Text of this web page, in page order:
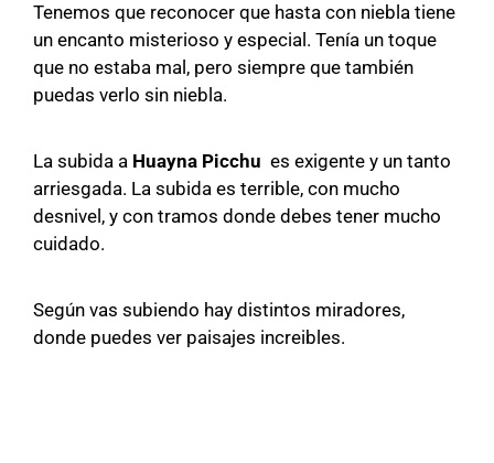
Tenemos que reconocer que hasta con niebla tiene
un encanto misterioso y especial. Tenía un toque
que no estaba mal, pero siempre que también
puedas verlo sin niebla.
La subida a Huayna Picchu es exigente y un tanto
arriesgada. La subida es terrible, con mucho
desnivel, y con tramos donde debes tener mucho
cuidado.
Según vas subiendo hay distintos miradores,
donde puedes ver paisajes increibles.